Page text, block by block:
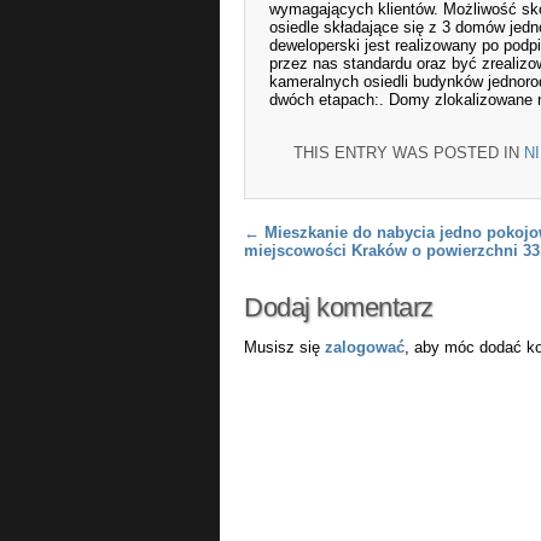
wymagających klientów. Możliwość
osiedle składające się z 3 domów
deweloperski jest realizowany po
przez nas standardu oraz być
kameralnych osiedli budynków
dwóch etapach:. Domy zlokalizowane
THIS ENTRY WAS POSTED IN
Post navigation
← Mieszkanie do nabycia jedno
miejscowości Kraków o powierzchni
Dodaj komentarz
Musisz się zalogować, aby móc dodać